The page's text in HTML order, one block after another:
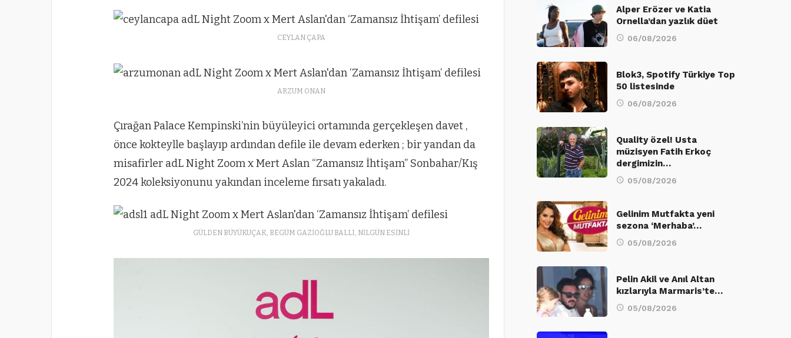
CEYLAN ÇAPA
ARZUM ONAN
Çırağan Palace Kempinski’nin büyüleyici ortamında gerçekleşen davet ,
önce kokteylle başlayıp ardından defile ile devam ederken ; bir yandan da
misafirler adL Night Zoom x Mert Aslan “Zamansız İhtişam” Sonbahar/Kış
2024 koleksiyonunu yakından inceleme fırsatı yakaladı.
GÜLDEN BÜYÜKUÇAK, BEGÜM GAZİOĞLU BALLI, NİLGÜN ESİNLİ
Alper Erözer ve Katia
Ornella’dan yazlık düet
06/08/2026
Blok3, Spotify Türkiye Top
50 listesinde
06/08/2026
Quality özel! Usta
müzisyen Fatih Erkoç
dergimizin…
05/08/2026
Gelinim Mutfakta yeni
sezona ‘Merhaba’…
05/08/2026
Pelin Akil ve Anıl Altan
kızlarıyla Marmaris’te…
05/08/2026